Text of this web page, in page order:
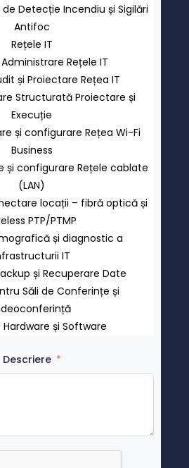
Detecție Incendiu și Sigilări
Antifoc
Rețele IT
Administrare Rețele IT
și Proiectare Rețea IT
Structurată Proiectare și
Execuție
și configurare Rețea Wi-Fi
Business
și configurare Rețele cablate
(LAN)
locații – fibră optică și
PTP/PTMP
și diagnostic a
IT
și Recuperare Date
Săli de Conferințe și
Hardware și Software
Descriere